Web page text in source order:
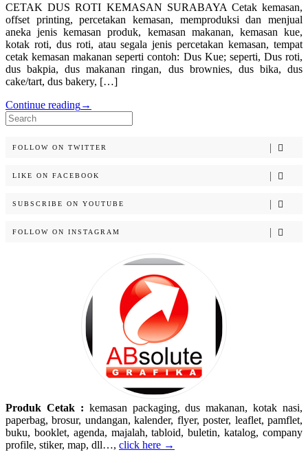
CETAK DUS ROTI KEMASAN SURABAYA Cetak kemasan,
offset printing, percetakan kemasan, memproduksi dan menjual
aneka jenis kemasan produk, kemasan makanan, kemasan kue,
kotak roti, dus roti, atau segala jenis percetakan kemasan, tempat
cetak kemasan makanan seperti contoh: Dus Kue; seperti, Dus roti,
dus bakpia, dus makanan ringan, dus brownies, dus bika, dus
cake/tart, dus bakery, […]
Continue reading→
Search
for:
FOLLOW ON TWITTER
LIKE ON FACEBOOK
SUBSCRIBE ON YOUTUBE
FOLLOW ON INSTAGRAM
Produk Cetak : kemasan packaging, dus makanan, kotak nasi,
paperbag, brosur, undangan, kalender, flyer, poster, leaflet, pamflet,
buku, booklet, agenda, majalah, tabloid, buletin, katalog, company
profile, stiker, map, dll…, click here →